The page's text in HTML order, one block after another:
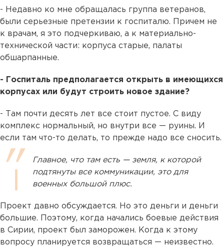
- Недавно ко мне обращалась группа ветеранов,
были серьезные претензии к госпиталю. Причем не
к врачам, я это подчеркиваю, а к материально-
технической части: корпуса старые, палаты
обшарпанные.
- Госпиталь предполагается открыть в имеющихся
корпусах или будут строить новое здание?
- Там почти десять лет все стоит пустое. С виду
комплекс нормальный, но внутри все — руины. И
если там что-то делать, то прежде надо все сносить.
Главное, что там есть — земля, к которой
подтянуты все коммуникации, это для
военных большой плюс.
Проект давно обсуждается. Но это деньги и деньги
большие. Поэтому, когда начались боевые действия
в Сирии, проект был заморожен. Когда к этому
вопросу планируется возвращаться — неизвестно.